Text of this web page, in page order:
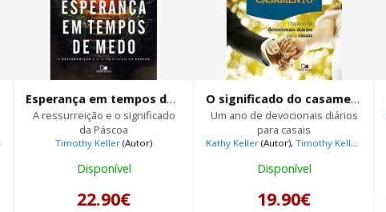
Esperança em tempos de medo
A ressurreição e o significado
da Páscoa
Timothy Keller (Autor)
Disponível
22.90€
O significado do casamento | Devocional |
Um ano de devocionais diários
para casais
Kathy Keller (Autor),Timothy Keller
Disponível
19.90€